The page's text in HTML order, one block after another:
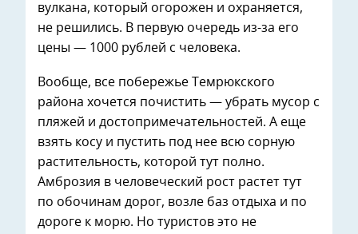
вулкана, который огорожен и охраняется,
не решились. В первую очередь из-за его
цены — 1000 рублей с человека.
Вообще, все побережье Темрюкского
района хочется почистить — убрать мусор с
пляжей и достопримечательностей. А еще
взять косу и пустить под нее всю сорную
растительность, которой тут полно.
Амброзия в человеческий рост растет тут
по обочинам дорог, возле баз отдыха и по
дороге к морю. Но туристов это не